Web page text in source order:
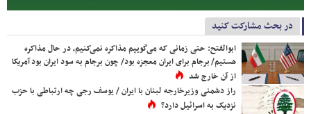
در بحث مشارکت کنید
ابوالفتح: حتی زمانی که می‌گوییم مذاکره نمی‌کنیم، در حال مذاکره
هستیم/ برجام برای ایران معجزه بود/ چون برجام به سود ایران بود آمریکا
از آن خارج شد
راز دشمنی وزیرخارجه لبنان با ایران / یوسف رجی چه ارتباطی با حزب
نزدیک به اسرائیل دارد؟